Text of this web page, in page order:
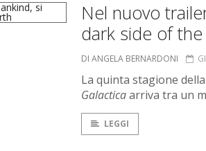
Nel nuovo
dark side of the
DI ANGELA BERNARDONI
La quinta stagione
Galacticaarriva tra un
LEGGI